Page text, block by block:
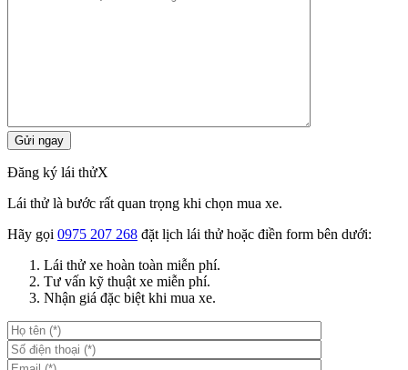
Đăng ký lái thửX
Lái thử là bước rất quan trọng khi chọn mua xe.
Hãy gọi 0975 207 268 đặt lịch lái thử hoặc điền form bên dưới:
Lái thử xe hoàn toàn miễn phí.
Tư vấn kỹ thuật xe miễn phí.
Nhận giá đặc biệt khi mua xe.